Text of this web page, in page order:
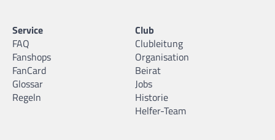
Service
FAQ
Fanshops
FanCard
Glossar
Regeln
Club
Clubleitung
Organisation
Beirat
Jobs
Historie
Helfer-Team